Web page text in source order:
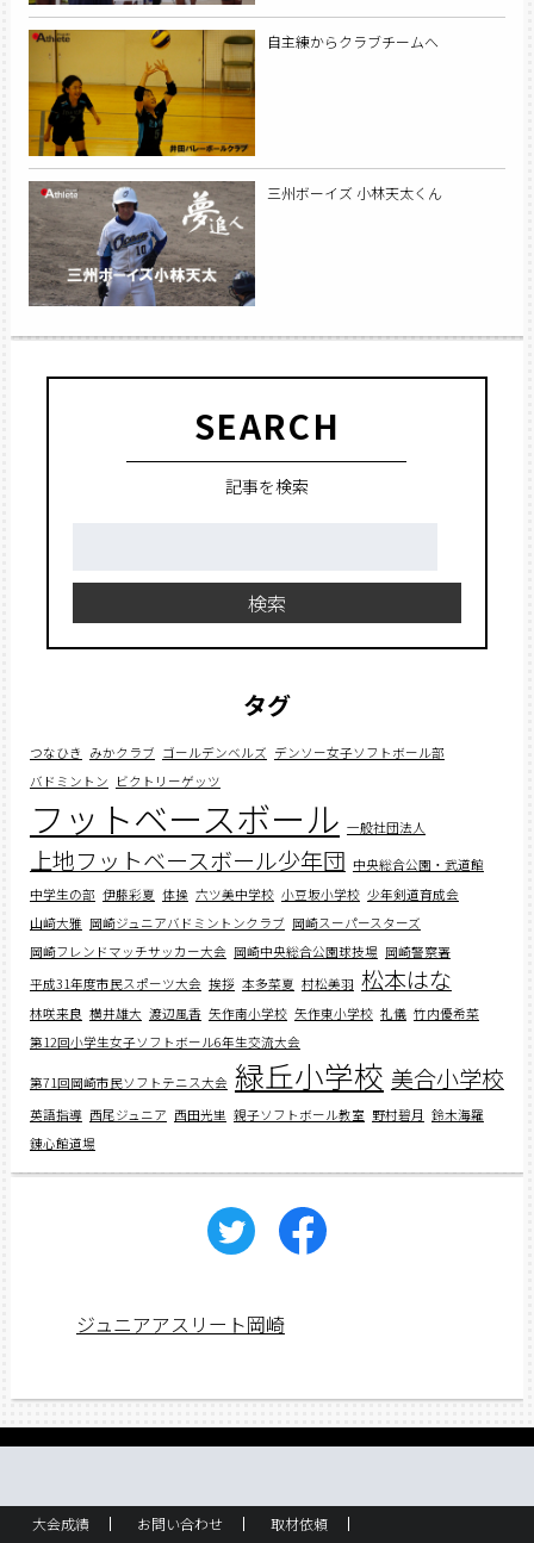
自主練からクラブチームへ
三州ボーイズ 小林天太くん
SEARCH
記事を検索
検索
タグ
つなひき みかクラブ ゴールデンベルズ デンソー女子ソフトボール部
バドミントン ビクトリーゲッツ
フットベースボール 一般社団法人
上地フットベースボール少年団 中央総合公園・武道館
中学生の部 伊藤彩夏 体操 六ツ美中学校 小豆坂小学校 少年剣道育成会
山﨑大雅 岡崎ジュニアバドミントンクラブ 岡崎スーパースターズ
岡崎フレンドマッチサッカー大会 岡崎中央総合公園球技場 岡崎警察署
平成31年度市民スポーツ大会 挨拶 本多菜夏 村松美羽 松本はな
林咲来良 横井雄大 渡辺風香 矢作南小学校 矢作東小学校 礼儀 竹内優希菜
第12回小学生女子ソフトボール6年生交流大会
第71回岡崎市民ソフトテニス大会 緑丘小学校 美合小学校
英語指導 西尾ジュニア 西田光里 親子ソフトボール教室 野村碧月 鈴木海羅
錬心館道場
ジュニアアスリート岡崎
大会成績 お問い合わせ 取材依頼